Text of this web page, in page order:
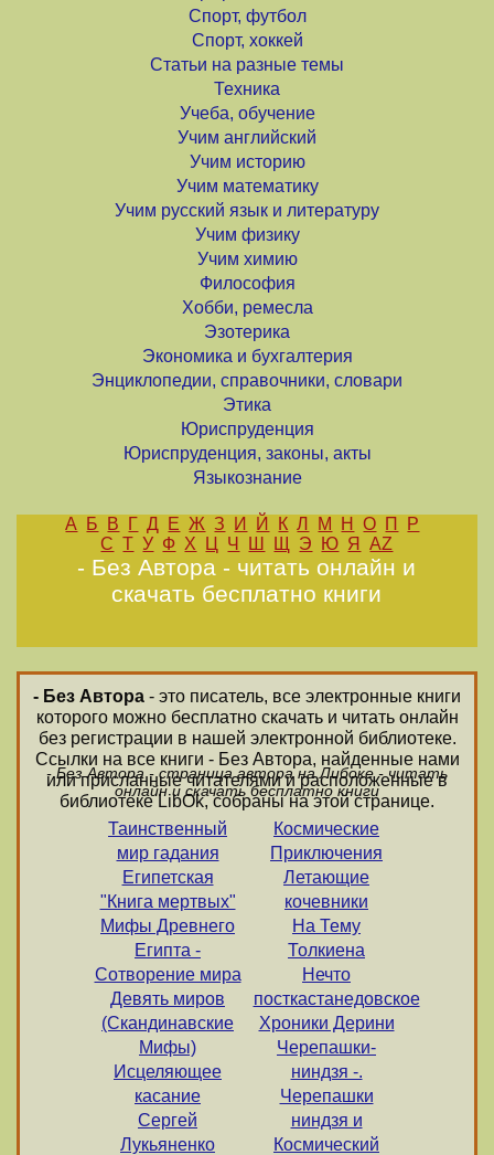
Спорт, футбол
Спорт, хоккей
Статьи на разные темы
Техника
Учеба, обучение
Учим английский
Учим историю
Учим математику
Учим русский язык и литературу
Учим физику
Учим химию
Философия
Хобби, ремесла
Эзотерика
Экономика и бухгалтерия
Энциклопедии, справочники, словари
Этика
Юриспруденция
Юриспруденция, законы, акты
Языкознание
А Б В Г Д Е Ж З И Й К Л М Н О П
Р
С Т У Ф Х Ц Ч Ш Щ Э Ю Я AZ
- Без Автора - читать онлайн и
скачать бесплатно книги
- Без Автора - это писатель, все электронные книги
которого можно бесплатно скачать и читать онлайн
без регистрации в нашей электронной библиотеке.
Ссылки на все книги - Без Автора, найденные нами
или присланные читателями и расположенные в
библиотеке LibOk, собраны на этой странице.
- Без Автора - страница автора на Либоке - читать
онлайн и скачать бесплатно книги
Таинственный
мир гадания
Египетская
"Книга мертвых"
Мифы Древнего
Египта -
Сотворение мира
Девять миров
(Скандинавские
Мифы)
Исцеляющее
касание
Сергей
Лукьяненко
Космические
Приключения
Летающие
кочевники
На Тему
Толкиена
Нечто
посткастанедовское
Хроники Дерини
Черепашки-
ниндзя -.
Черепашки
ниндзя и
Космический